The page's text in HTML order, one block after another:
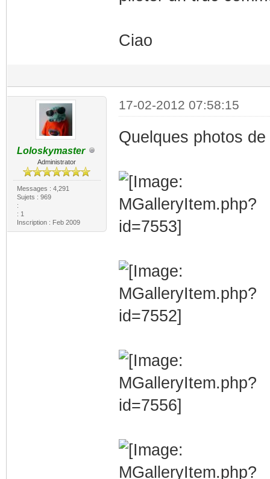
Ciao
Loloskymaster
Administrator
Messages : 4,291
Sujets : 969
:
: 1
Inscription : Feb 2009
17-02-2012 07:58:15
Quelques photos